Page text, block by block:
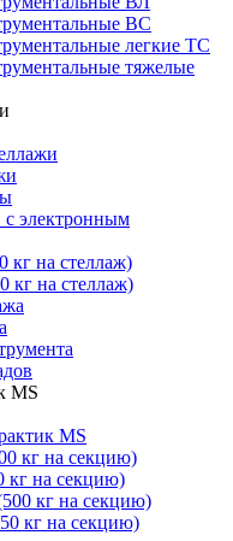
ВС
легкие ТС
тяжелые
электронным
кг на стеллаж)
кг на стеллаж)
MS
MS
кг на секцию)
кг на секцию)
кг на секцию)
кг на секцию)